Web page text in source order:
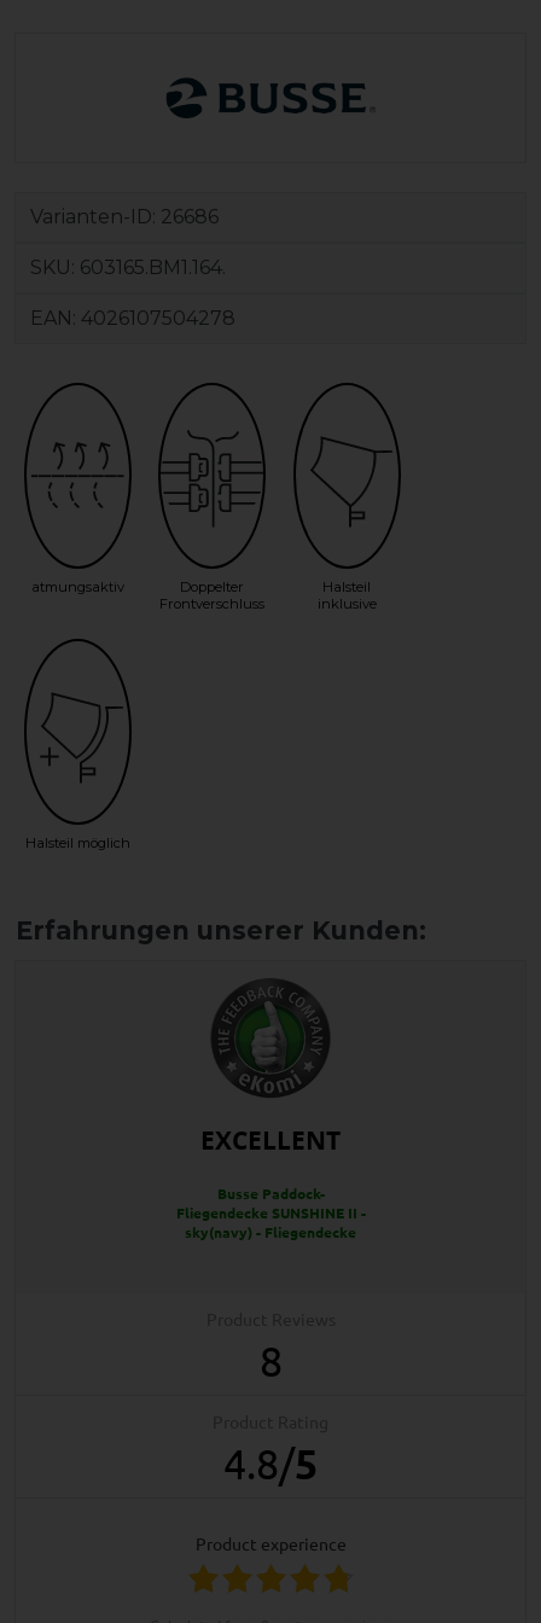
Varianten-ID: 26686
SKU: 603165.BM1.164.
EAN: 4026107504278
atmungsaktiv
Doppelter
Frontverschluss
Halsteil
inklusive
Halsteil möglich
EXCELLENT
Busse Paddock-
Fliegendecke SUNSHINE II -
sky(navy) - Fliegendecke
8
4.8/5
product experience